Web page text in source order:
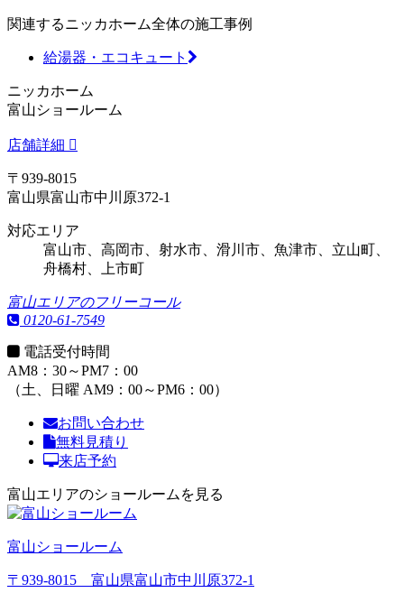
関連するニッカホーム全体の施工事例
給湯器・エコキュート
ニッカホーム
富山ショールーム
店舗詳細
〒939-8015
富山県富山市中川原372-1
対応エリア
富山市、高岡市、射水市、滑川市、魚津市、立山町、
舟橋村、上市町
富山エリアのフリーコール
0120-61-7549
電話受付時間
AM8：30～PM7：00
（土、日曜 AM9：00～PM6：00）
お問い合わせ
無料見積り
来店予約
富山エリアのショールームを見る
富山ショールーム
〒939-8015 富山県富山市中川原372-1